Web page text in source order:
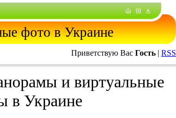
фото в Украине
Приветствую Вас Гость | RSS
и виртуальные
в Украине